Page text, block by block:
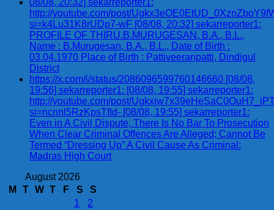
http://youtube.com/post/
si=k4Lu31K8rUDp7-wF [08/08, 20:32] sekarreporter1:
PROFILE OF THIRU.B.MURUGESAN, B.A., B.L.,
Name : B.Murugesan, B.A., B.L., Date of Birth :
03.04.1970 Place of Birth : Pattiveeranpatti, Dindigul
District
https://x.com/i/status/2086096599760146660 [08/08,
19:56] sekarreporter1: [08/08, 19:55] sekarreporter1:
http://youtube.com/post/
si=ncnnl5RzKpsTfId- [08/08, 19:55] sekarreporter1:
Even in A Civil Dispute, There Is No Bar To Prosecution
When Clear Criminal Offences Are Alleged; Cannot Be
Termed “Dressing Up” A Civil Cause As Criminal:
Madras High Court
August 2026
M
T W T F S
S
1
2